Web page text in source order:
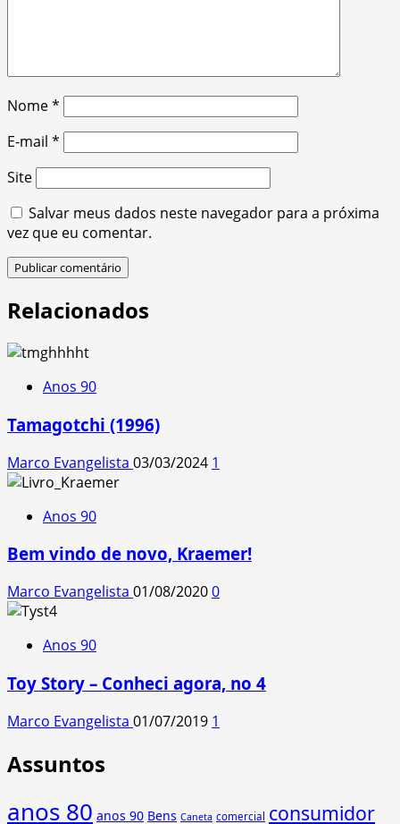
Nome*
E-mail *
Site
Salvar meus dados neste navegador para a próxima
vez que eu comentar.
Relacionados
Anos 90
Tamagotchi (1996)
Marco Evangelista 03/03/2024 1
Anos 90
Bem vindo de novo, Kraemer!
Marco Evangelista 01/08/20200
Anos 90
Toy Story – Conheci agora, no 4
Marco Evangelista 01/07/2019 1
Assuntos
anos 80 anos 90 Bens Caneta comercial consumidor